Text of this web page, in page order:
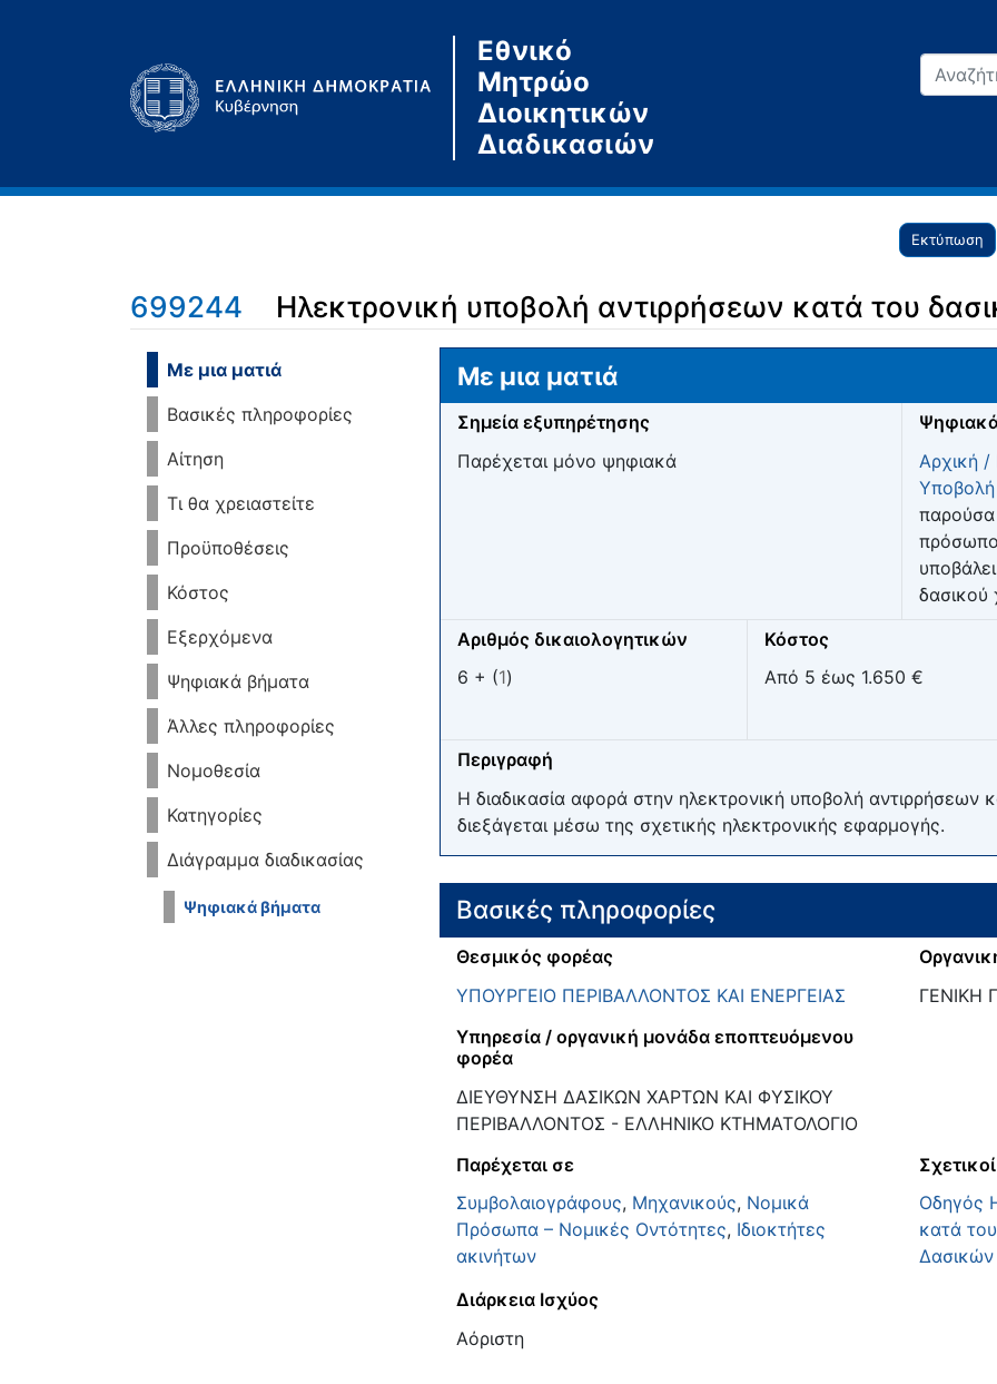
Εθνικό
Μητρώο
Διοικητικών
Διαδικασιών
Εκτύπωση
699244 Ηλεκτρονική υποβολή αντιρρήσεων κατά του
Μετάβαση σε: πλοήγηση
Με μια ματιά
Βασικές πληροφορίες
Αίτηση
Τι θα χρειαστείτε
Προϋποθέσεις
Κόστος
Εξερχόμενα
Ψηφιακά βήματα
Άλλες πληροφορίες
Νομοθεσία
Κατηγορίες
Διάγραμμα διαδικασίας
Ψηφιακά βήματα
Με μια ματιά
Σημεία εξυπηρέτησης
Παρέχεται μόνο ψηφιακά
Αρχική /
παρούσα
δασικού
Αριθμός δικαιολογητικών
6 + (1)
Κόστος
Από 5 έως 1.650 €
Περιγραφή
Η διαδικασία αφορά στην ηλεκτρονική υποβολή αντιρρήσεων
διεξάγεται μέσω της σχετικής ηλεκτρονικής εφαρμογής.
Βασικές πληροφορίες
Θεσμικός φορέας
ΥΠΟΥΡΓΕΙΟ ΠΕΡΙΒΑΛΛΟΝΤΟΣ ΚΑΙ ΕΝΕΡΓΕΙΑΣ
ΓΕΝΙΚΗ
Υπηρεσία / οργανική μονάδα εποπτευόμενου
φορέα
ΔΙΕΥΘΥΝΣΗ ΔΑΣΙΚΩΝ ΧΑΡΤΩΝ ΚΑΙ ΦΥΣΙΚΟΥ
ΠΕΡΙΒΑΛΛΟΝΤΟΣ - ΕΛΛΗΝΙΚΟ ΚΤΗΜΑΤΟΛΟΓΙΟ
Παρέχεται σε
Συμβολαιογράφους, Μηχανικούς, Νομικά
Πρόσωπα – Νομικές Οντότητες, Ιδιοκτήτες
ακινήτων
Οδηγός
κατά
Δασικών
Διάρκεια Ισχύος
Αόριστη